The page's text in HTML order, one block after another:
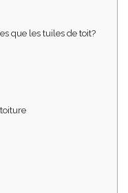
que les tuiles de toit?